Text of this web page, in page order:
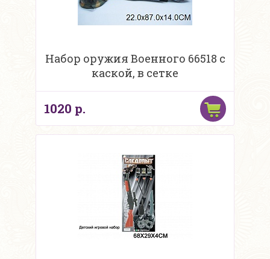
Набор оружия Военного 66518 с
каской, в сетке
1020 р.